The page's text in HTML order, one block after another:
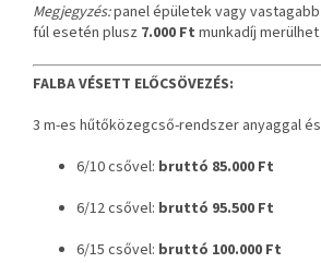
Megjegyzés:panel épületek vagy
fúl esetén plusz 7.000 Ft munkadíj
FALBA VÉSETT ELŐCSÖVEZÉS:
3 m-es hűtőközegcső-rendszer anyaggal
6/10 csővel: bruttó 85.000 Ft
6/12 csővel: bruttó 95.500 Ft
6/15 csővel: bruttó 100.000 Ft